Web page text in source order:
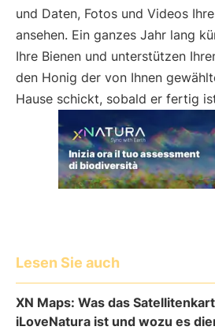
und Daten, Fotos und Videos
ansehen. Ein ganzes Jahr lang
Ihre Bienen und unterstützen
den Honig der von Ihnen
Hause schickt, sobald er fertig
Lesen Sie auch
XN Maps: Was das
iLoveNatura ist und wozu es